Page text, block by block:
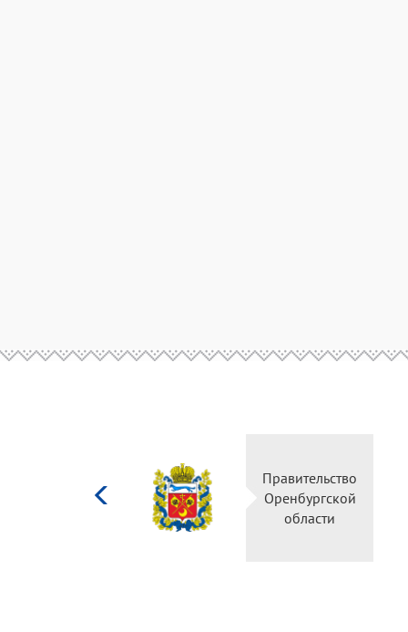
Правительство
Оренбургской
области